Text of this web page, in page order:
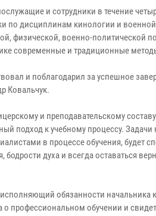
и сотрудники в течение
по дисциплинам кинологии и
физической, военно-политической
современные и традиционные
и поблагодарил за успешное
Ковальчук.
и преподавательскому
подход к учебному процессу.
в процессе обучения, будет
духа и всегда оставаться
обязанности начальника
профессиональном обучении и